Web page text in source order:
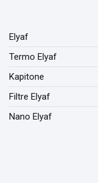
Elyaf
Termo Elyaf
Kapitone
Filtre Elyaf
Nano Elyaf